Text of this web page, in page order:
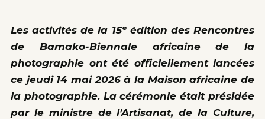
Les activités de la 15ᵉ édition des Rencontres
de Bamako-Biennale africaine de la
photographie ont été officiellement lancées
ce jeudi 14 mai 2026 à la Maison africaine de
la photographie. La cérémonie était présidée
par le ministre de l’Artisanat, de la Culture,